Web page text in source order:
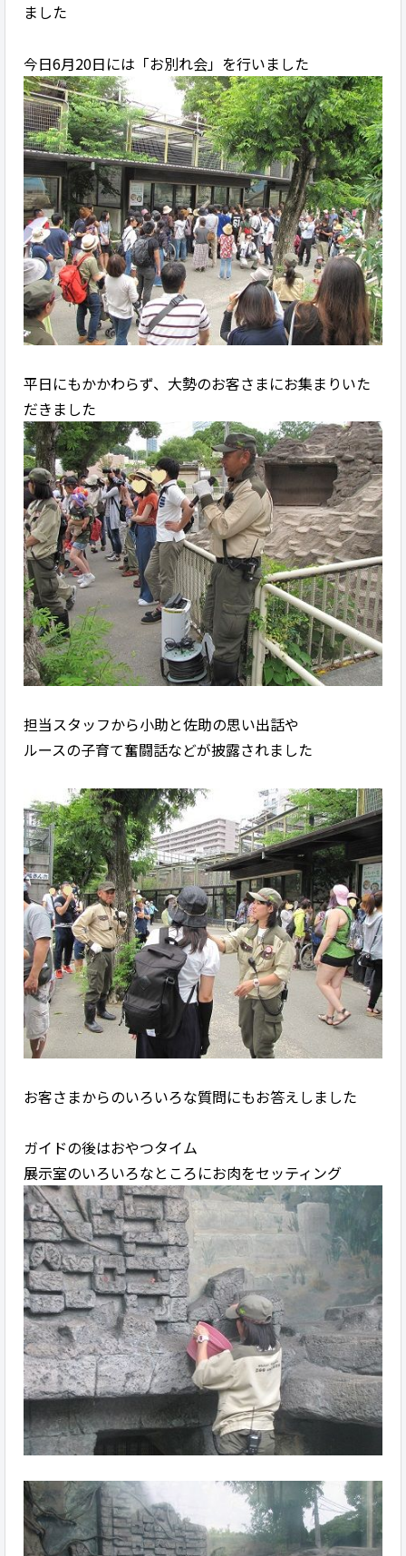
ました
今日6月20日には「お別れ会」を行いました
平日にもかかわらず、大勢のお客さまにお集まりいた
だきました
担当スタッフから小助と佐助の思い出話や
ルースの子育て奮闘話などが披露されました
お客さまからのいろいろな質問にもお答えしました
ガイドの後はおやつタイム
展示室のいろいろなところにお肉をセッティング